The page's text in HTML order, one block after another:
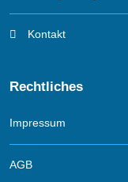
Kontakt
Rechtliches
Impressum
AGB